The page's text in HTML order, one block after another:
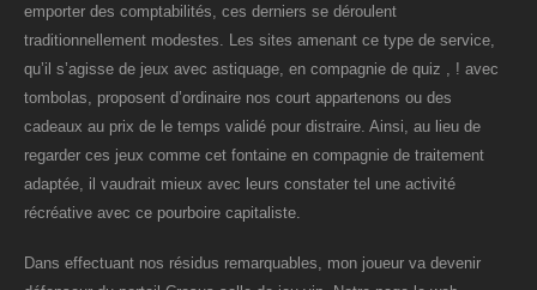
emporter des comptabilités, ces derniers se déroulent
traditionnellement modestes. Les sites amenant ce type de service,
qu’il s’agisse de jeux avec astiquage, en compagnie de quiz , ! avec
tombolas, proposent d’ordinaire nos court appartenons ou des
cadeaux au prix de le temps validé pour distraire. Ainsi, au lieu de
regarder ces jeux comme cet fontaine en compagnie de traitement
adaptée, il vaudrait mieux avec leurs constater tel une activité
récréative avec ce pourboire capitaliste.
Dans effectuant nos résidus remarquables, mon joueur va devenir